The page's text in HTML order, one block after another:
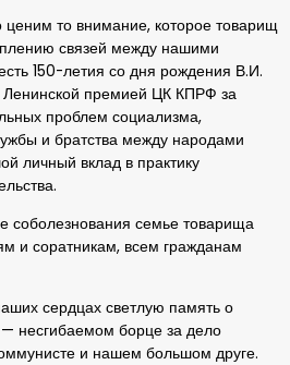
то внимание, которое товарищ
связей между нашими
150-летия со дня рождения В.И.
премией ЦК КПРФ за
проблем социализма,
и братства между народами
личный вклад в практику
соболезнования семье товарища
и соратникам, всем гражданам
сердцах светлую память о
несгибаемом борце за дело
и нашем большом друге.